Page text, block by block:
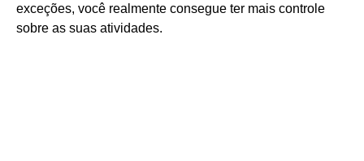
exceções, você realmente consegue ter mais controle
sobre as suas atividades.